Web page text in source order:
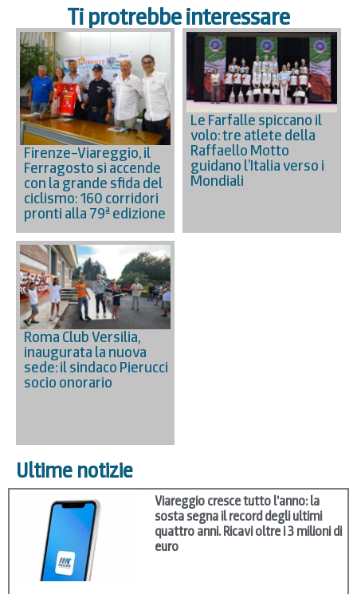
Ti protrebbe interessare
Firenze–Viareggio, il
Ferragosto si accende
con la grande sfida del
ciclismo: 160 corridori
pronti alla 79ª edizione
Le Farfalle spiccano il
volo: tre atlete della
Raffaello Motto
guidano l’Italia verso i
Mondiali
Roma Club Versilia,
inaugurata la nuova
sede: il sindaco Pierucci
socio onorario
Ultime notizie
Viareggio cresce tutto l’anno: la
sosta segna il record degli ultimi
quattro anni. Ricavi oltre i 3 milioni di
euro